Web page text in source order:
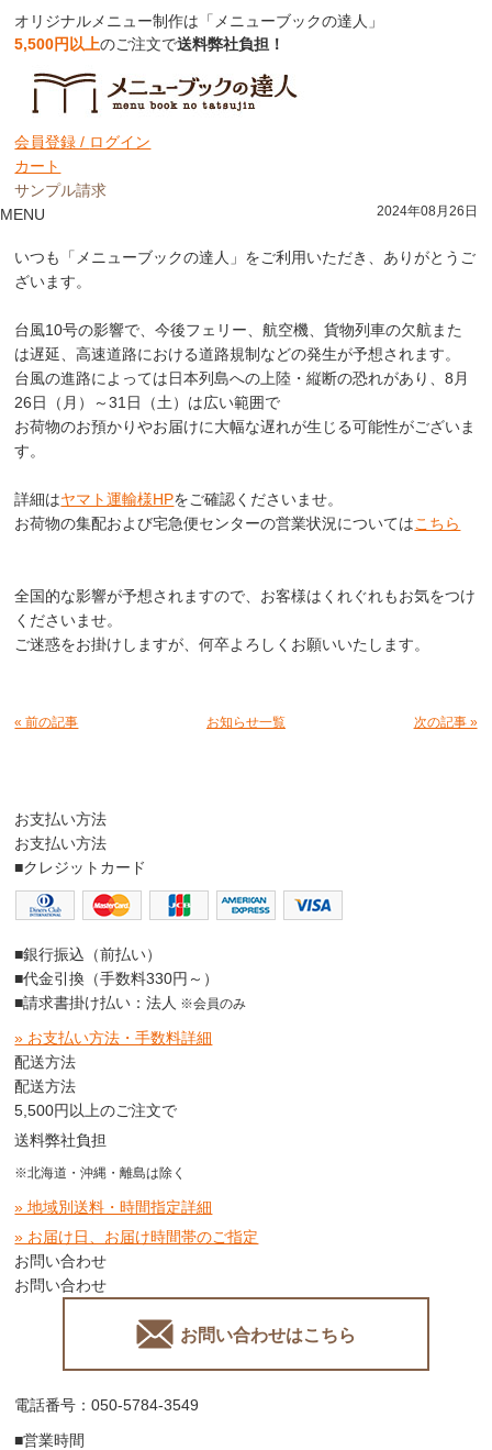
オリジナルメニュー制作は「メニューブックの達人」
5,500円以上のご注文で送料弊社負担！
会員登録 / ログイン
カート
サンプル請求
MENU
お知らせ
【重要】台風によるお荷物のお届けについて
2024年08月26日
いつも「メニューブックの達人」をご利用いただき、ありがとうご
ざいます。
台風10号の影響で、今後フェリー、航空機、貨物列車の欠航また
は遅延、高速道路における道路規制などの発生が予想されます。
台風の進路によっては日本列島への上陸・縦断の恐れがあり、8月
26日（月）～31日（土）は広い範囲で
お荷物のお預かりやお届けに大幅な遅れが生じる可能性がございま
す。
詳細はヤマト運輸様HPをご確認くださいませ。
お荷物の集配および宅急便センターの営業状況についてはこちら
全国的な影響が予想されますので、お客様はくれぐれもお気をつけ
くださいませ。
ご迷惑をお掛けしますが、何卒よろしくお願いいたします。
« 前の記事 お知らせ一覧 次の記事 »
お支払い方法
お支払い方法
■クレジットカード
■銀行振込（前払い）
■代金引換（手数料330円～）
■請求書掛け払い：法人 ※会員のみ
» お支払い方法・手数料詳細
配送方法
配送方法
5,500円以上のご注文で
送料弊社負担
※北海道・沖縄・離島は除く
» 地域別送料・時間指定詳細
» お届け日、お届け時間帯のご指定
お問い合わせ
お問い合わせ
お問い合わせはこちら
電話番号：050-5784-3549
■営業時間